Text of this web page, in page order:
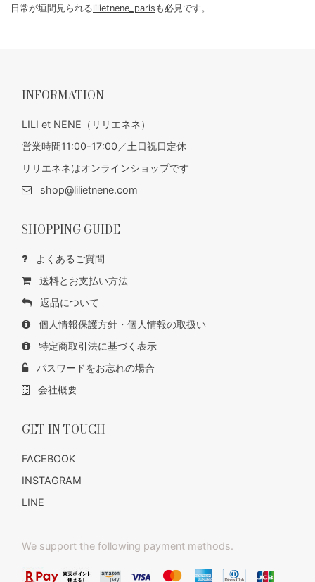
日常が垣間見られるlilietnene_paris も必見です。
INFORMATION
LILI et NENE（リリエネネ）
営業時間11:00-17:00／土日祝日定休
リリエネネはオンラインショップです
shop@lilietnene.com
SHOPPING GUIDE
よくあるご質問
送料とお支払い方法
返品について
個人情報保護方針・個人情報の取扱い
特定商取引法に基づく表示
パスワードをお忘れの場合
会社概要
GET IN TOUCH
FACEBOOK
INSTAGRAM
LINE
We support the following payment methods.